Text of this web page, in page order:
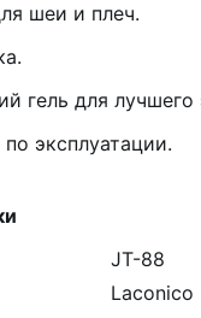
шеи и плеч.
гель для лучшего
эксплуатации.
JT-88
Laconico